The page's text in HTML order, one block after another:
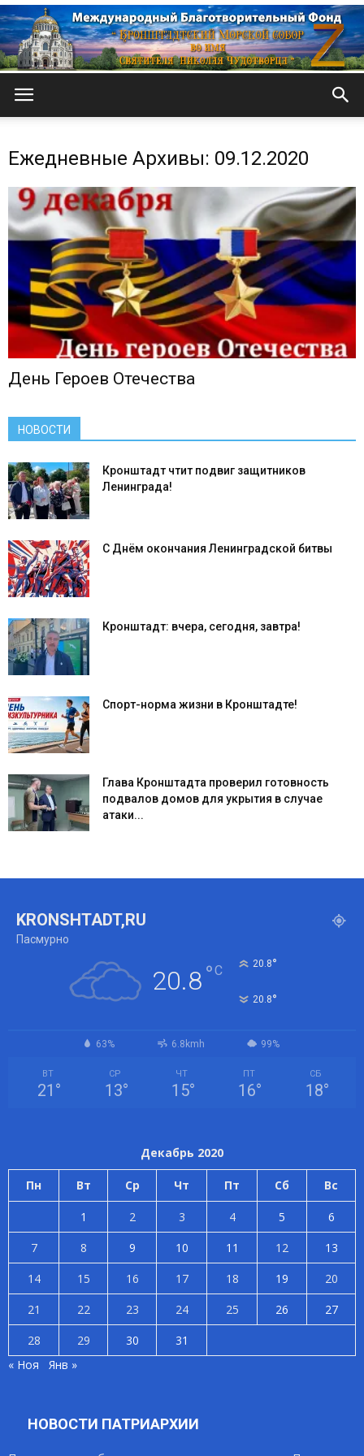
собор
Ежедневные Архивы: 09.12.2020
День Героев Отечества
НОВОСТИ
Кронштадт чтит подвиг защитников
Ленинграда!
С Днём окончания Ленинградской битвы
Кронштадт: вчера, сегодня, завтра!
Спорт-норма жизни в Кронштадте!
Глава Кронштадта проверил готовность
подвалов домов для укрытия в случае
атаки...
KRONSHTADT,RU
Пасмурно
20.8°C 20.8°
20.8°
63% 6.8kmh 99%
ВТ
21 °
СР
13°
ЧТ
15°
ПТ
16°
СБ
18°
Декабрь 2020
Пн Вт Ср Чт Пт Сб Вс
1 2 3 4 5
6
7
8 9 10 11 12
13
14
15 16 17 18 19
20
21
22 23 24 25 26
27
28
29 30
31
« Ноя
Янв »
НОВОСТИ ПАТРИАРХИИ